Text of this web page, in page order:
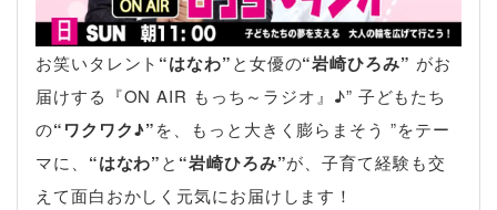
お笑いタレント “はなわ”と女優の“岩崎ひろみ” がお
届けする『ON AIR もっち～ラジオ』♪” 子どもたち
の“ワクワク♪”を、もっと大きく膨らまそう ”をテー
マに、 “はなわ”と “岩崎ひろみ”が、子育て経験も交
えて面白おかしく元気にお届けします！